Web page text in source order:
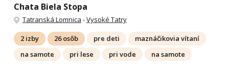
Chata Biela Stopa
Tatranská Lomnica -Vysoké Tatry
2 izby 26 osôb pre deti
maznáčikovia vítaní
na samote
pri lese pri vode
na samote